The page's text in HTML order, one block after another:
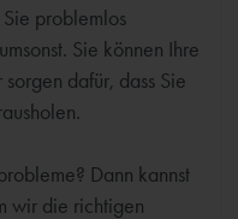
Sie problemlos
Sie können Ihre
dafür, dass Sie
Dann kannst
wir die richtigen